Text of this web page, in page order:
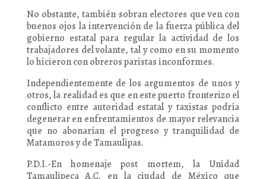
No obstante, también sobran electores que ven con
buenos ojos la intervención de la fuerza pública del
gobierno estatal para regular la actividad de los
trabajadores del volante, tal y como en su momento
lo hicieron con obreros paristas inconformes.
Independientemente de los argumentos de unos y
otros, la realidad es que en este puerto fronterizo el
conflicto entre autoridad estatal y taxistas podría
degenerar en enfrentamientos de mayor relevancia
que no abonarían el progreso y tranquilidad de
Matamoros y de Tamaulipas.
P.D.I.-En homenaje post mortem, la Unidad
Tamaulipeca A.C. en la ciudad de México que